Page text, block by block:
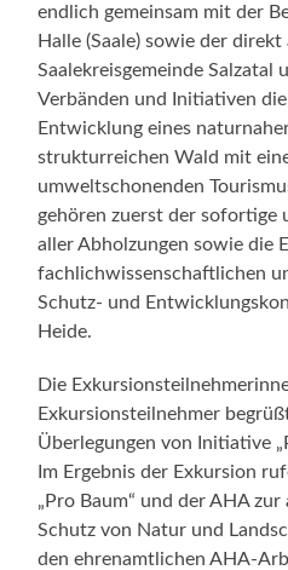
endlich gemeinsam mit der
Halle (Saale) sowie der direkt
Saalekreisgemeinde Salzatal
Verbänden und Initiativen
Entwicklung eines
strukturreichen Wald mit
umweltschonenden
gehören zuerst der sofortige
aller Abholzungen sowie die
fachlichwissenschaftlichen
Schutz- und
Heide.
Die
Exkursionsteilnehmer
Überlegungen von Initiative
Im Ergebnis der Exkursion
„Pro Baum“ und der AHA
Schutz von Natur und
den ehrenamtlichen AHA-